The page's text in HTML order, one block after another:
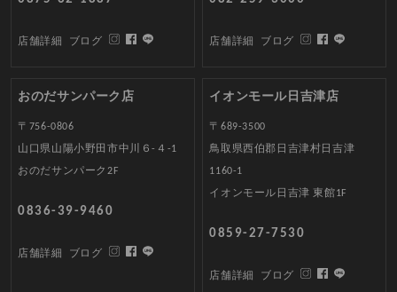
店舗詳細 ブログ 店舗詳細 ブログ
おのだサンパーク店
〒756-0806
山口県山陽小野田市中川６-４-1
おのだサンパーク2F
0836-39-9460
店舗詳細 ブログ
イオンモール日吉津店
〒689-3500
鳥取県西伯郡日吉津村日吉津
1160-1
イオンモール日吉津 東館1F
0859-27-7530
店舗詳細 ブログ